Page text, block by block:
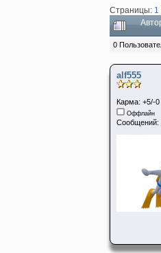
Страницы: 1
0
alf555
Карма: +5/-0
Оффлайн
Сообщений: